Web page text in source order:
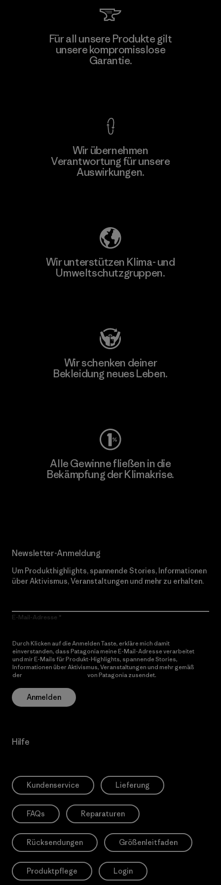
Mehr dazu
MAS Active (Pvt) Ltd - Sleekline
Für all unsere Produkte gilt
unsere kompromisslose
Garantie.
Wir übernehmen
Verantwortung für unsere
Auswirkungen.
Wir unterstützen Klima- und
Umweltschutzgruppen.
Wir schenken deiner
Bekleidung neues Leben.
Alle Gewinne fließen in die
Bekämpfung der Klimakrise.
Newsletter-Anmeldung
Um Produkthighlights, spannende Stories, Informationen
über Aktivismus, Veranstaltungen und mehr zu erhalten.
E-Mail-Adresse
Durch Klicken auf die Anmelden Taste, erkläre mich damit
einverstanden, dass Patagonia meine E-Mail-Adresse verarbeitet
und mir E-Mails für Produkt-Highlights, spannende Stories,
Informationen über Aktivismus, Veranstaltungen und mehr gemäß
der
von Patagonia zusendet.
Anmelden
Hilfe
Kundenservice Lieferung
FAQs Reparaturen
Rücksendungen Größenleitfaden
Produktpflege Login